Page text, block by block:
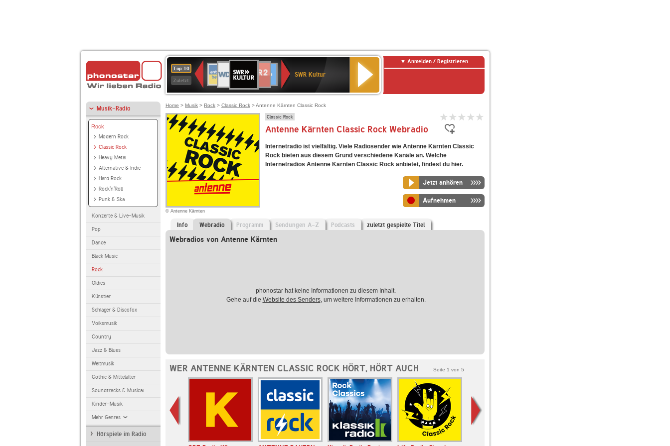
Top 10
Zuletzt
Deutschlandfunk
80er
90er
OLDIE
ANTENNE
SWR3
WDR
4
BR-
KLASSIK
Deutschlandfunk
Kultur
ANTENNE
BAYERN
2
Kultur2
SWR Kultur
Anmelden / Registrieren
Musik-Radio
Rock
Modern Rock
Classic Rock
Heavy Metal
Alternative & Indie
Hard Rock
Rock'n'Roll
Punk & Ska
Konzerte & Live-Musik
Pop
Dance
Black Music
Rock
Oldies
Künstler
Schlager & Discofox
Volksmusik
Country
Jazz & Blues
Weltmusik
Gothic & Mittelalter
Soundtracks & Musical
Kinder-Musik
Mehr Genres
Hörspiele im Radio
Home > Musik > Rock > Classic Rock > Antenne Kärnten Classic Rock
© Antenne Kärnten
Classic Rock
Antenne Kärnten Classic Rock Webradio
Internetradio ist vielfältig. Viele Radiosender wie Antenne Kärnten Classic
Rock bieten aus diesem Grund verschiedene Kanäle an. Welche
Internetradios Antenne Kärnten Classic Rock anbietet, findest du hier.
Jetzt anhören
Aufnehmen
Info Webradio Programm Sendungen A-Z Podcasts zuletzt gespielte Titel
Webradios von Antenne Kärnten
phonostar hat keine Informationen zu diesem Inhalt.
Gehe auf die Website des Senders, um weitere Informationen zu erhalten.
WER ANTENNE KÄRNTEN CLASSIC ROCK HÖRT, HÖRT AUCH Seite 1 von 5